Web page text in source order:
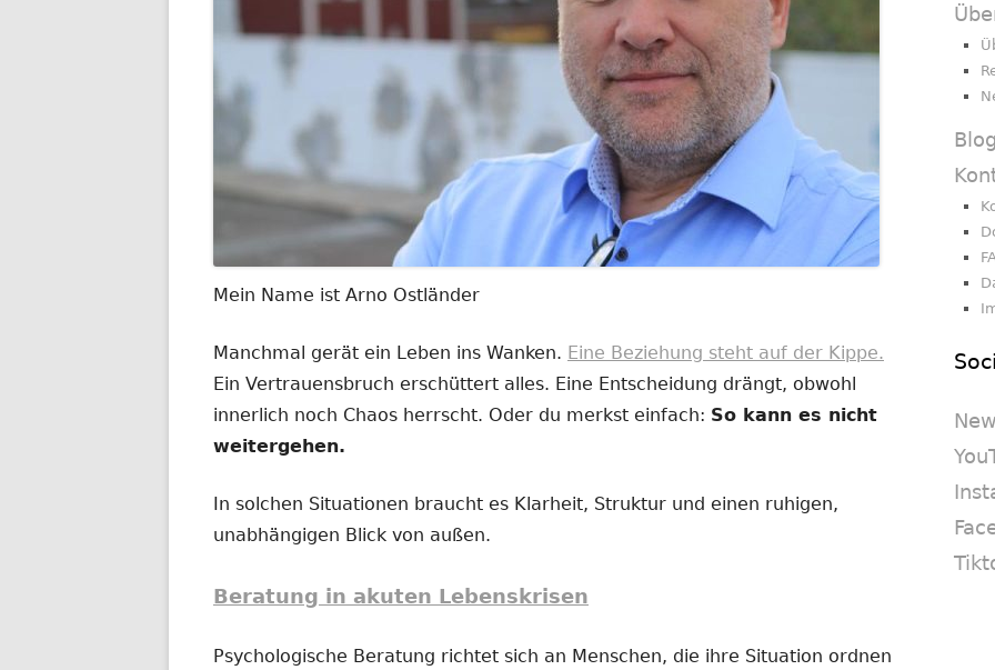
Mein Name ist Arno Ostländer
Manchmal gerät ein Leben ins Wanken. Eine Beziehung steht auf der Kippe.
Ein Vertrauensbruch erschüttert alles. Eine Entscheidung drängt, obwohl
innerlich noch Chaos herrscht. Oder du merkst einfach: So kann es nicht
weitergehen.
In solchen Situationen braucht es Klarheit, Struktur und einen ruhigen,
unabhängigen Blick von außen.
Beratung in akuten Lebenskrisen
Psychologische Beratung richtet sich an Menschen, die ihre Situation ordnen
Blog